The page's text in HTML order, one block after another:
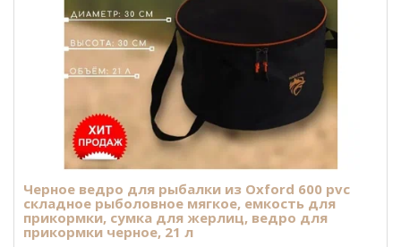
Черное ведро для рыбалки из Oxford 600 pvc
складное рыболовное мягкое, емкость для
прикормки, сумка для жерлиц, ведро для
прикормки черное, 21 л